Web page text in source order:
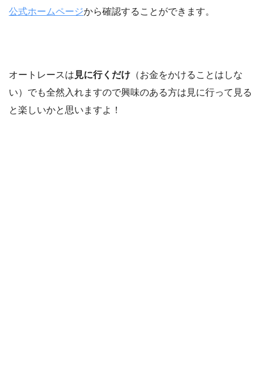
公式ホームページから確認することができます。
オートレースは 見に行くだけ （お金をかけることはしな
い）でも全然入れますので興味のある方は見に行って見る
と楽しいかと思いますよ！